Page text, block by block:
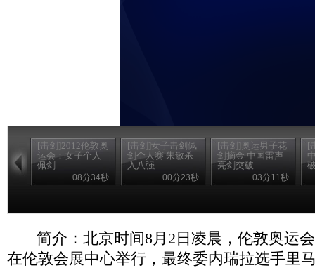
[击剑]2012伦敦奥
运会：女子个人
佩剑 ...
08分34秒
[击剑]女子击剑佩
剑个人赛 朱敏杀
入八强
00分23秒
[击剑]奥运男子花
剑摘金 中国雷声
亮剑突破
03分11秒
[
简介：北京时间8月2日凌晨，伦敦奥运
在伦敦会展中心举行，最终委内瑞拉选手里